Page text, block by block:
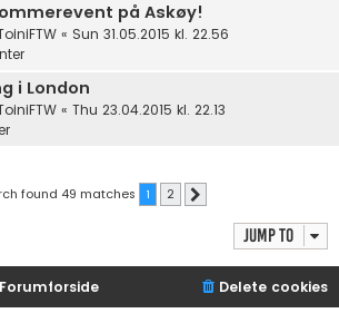
på Askøy!
« Sun 31.05.2015 kl. 22.56
i London
« Thu 23.04.2015 kl. 22.13
found 49 matches 1 2
Jump to
Forumforside Delete cookies